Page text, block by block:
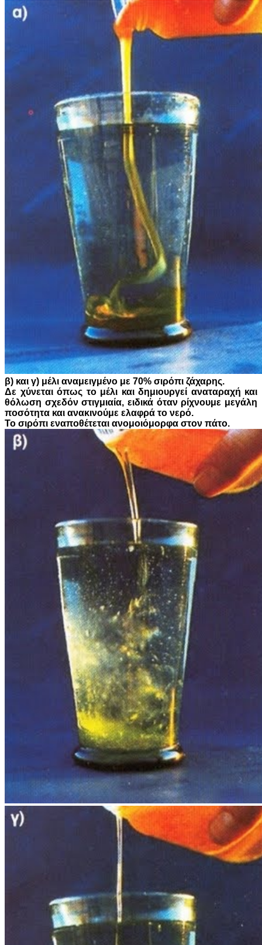
β) και γ) μέλι αναμειγμένο με 70% σιρόπι ζάχαρης.
Δε χύνεται όπως το μέλι και δημιουργεί αναταραχή και
θόλωση σχεδόν στιγμιαία, ειδικά όταν ρίχνουμε μεγάλη
ποσότητα και ανακινούμε ελαφρά το νερό.
Το σιρόπι εναποθέτεται ανομοιόμορφα στον πάτο.